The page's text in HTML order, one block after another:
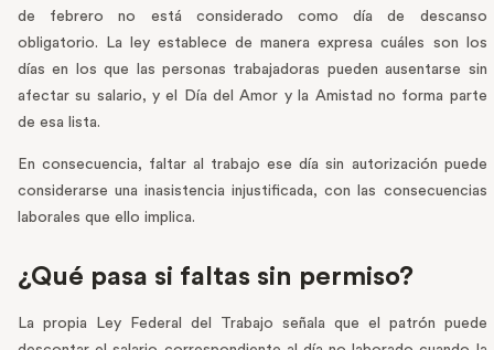
de febrero no está considerado como día de descanso
obligatorio. La ley establece de manera expresa cuáles son los
días en los que las personas trabajadoras pueden ausentarse sin
afectar su salario, y el Día del Amor y la Amistad no forma parte
de esa lista.
En consecuencia, faltar al trabajo ese día sin autorización puede
considerarse una inasistencia injustificada, con las consecuencias
laborales que ello implica.
¿Qué pasa si faltas sin permiso?
La propia Ley Federal del Trabajo señala que el patrón puede